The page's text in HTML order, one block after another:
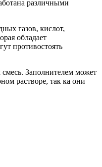
различными
газов, кислот,
обладает
противостоять
Заполнителем может
растворе, так ка они